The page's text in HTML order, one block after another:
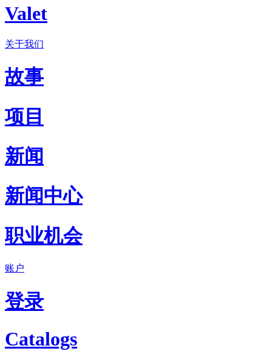
Valet
关于我们
故事
项目
新闻
新闻中心
职业机会
账户
登录
Catalogs